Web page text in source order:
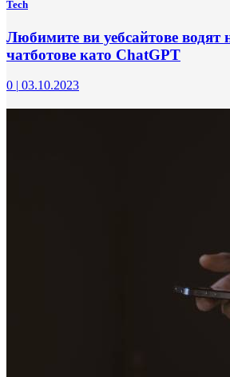
Tech
Любимите ви уебсайтове водят
чатботове като ChatGPT
0 | 03.10.2023